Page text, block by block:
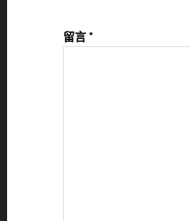
留言*